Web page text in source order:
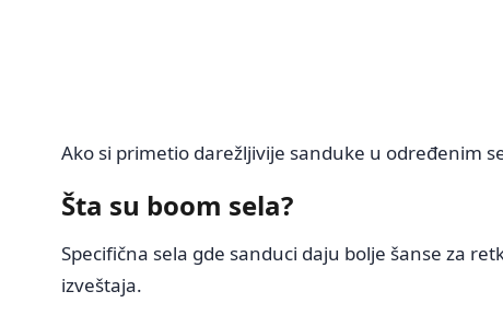
Ako si primetio darežljivije sanduke u određenim
Šta su boom sela?
Specifična sela gde sanduci daju bolje šanse za
izveštaja.